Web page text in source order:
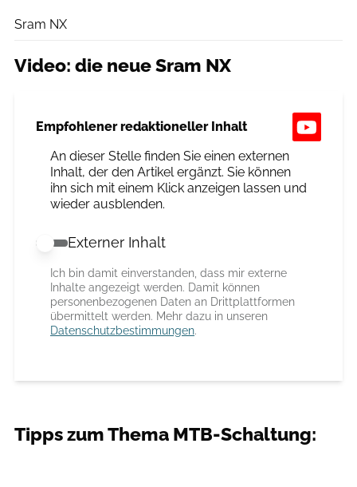
Sram NX
Video: die neue Sram NX
Empfohlener redaktioneller Inhalt
An dieser Stelle finden Sie einen externen
Inhalt, der den Artikel ergänzt. Sie können
ihn sich mit einem Klick anzeigen lassen und
wieder ausblenden.
Externer Inhalt erlauben
Externer Inhalt
Ich bin damit einverstanden, dass mir externe
Inhalte angezeigt werden. Damit können
personenbezogenen Daten an Drittplattformen
übermittelt werden. Mehr dazu in unseren
Datenschutzbestimmungen.
Tipps zum Thema MTB-Schaltung: